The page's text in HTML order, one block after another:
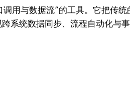
用与数据流”的工具。它把传
系统数据同步、流程自动化与事